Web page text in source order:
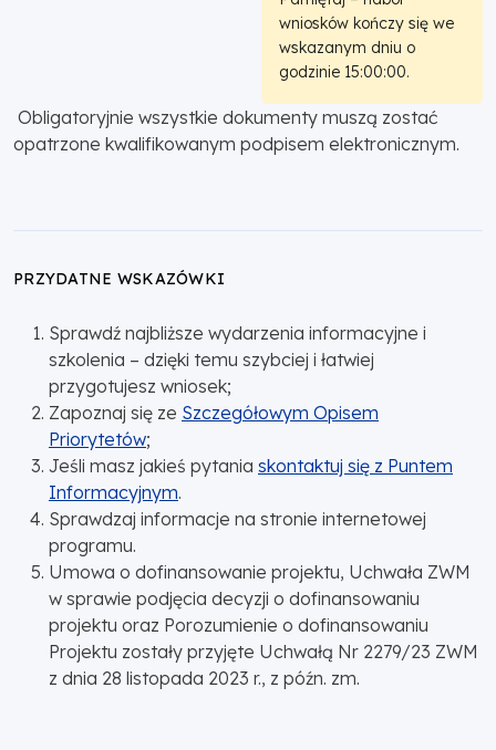
wniosków kończy się we
wskazanym dniu o
godzinie 15:00:00.
Obligatoryjnie wszystkie dokumenty muszą zostać
opatrzone kwalifikowanym podpisem elektronicznym.
PRZYDATNE WSKAZÓWKI
Sprawdź najbliższe wydarzenia informacyjne i
szkolenia – dzięki temu szybciej i łatwiej
przygotujesz wniosek;
Zapoznaj się ze Szczegółowym Opisem
Priorytetów;
Jeśli masz jakieś pytania skontaktuj się z Puntem
Informacyjnym.
Sprawdzaj informacje na stronie internetowej
programu.
Umowa o dofinansowanie projektu, Uchwała ZWM
w sprawie podjęcia decyzji o dofinansowaniu
projektu oraz Porozumienie o dofinansowaniu
Projektu zostały przyjęte Uchwałą Nr 2279/23 ZWM
z dnia 28 listopada 2023 r., z późn. zm.